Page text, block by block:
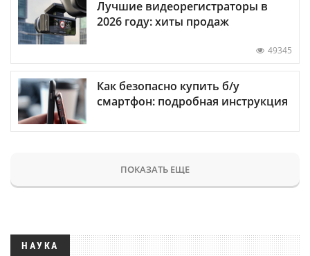
Лучшие видеорегистраторы в
2026 году: хиты продаж
49345
Как безопасно купить б/у
смартфон: подробная инструкция
ПОКАЗАТЬ ЕЩЕ
НАУКА